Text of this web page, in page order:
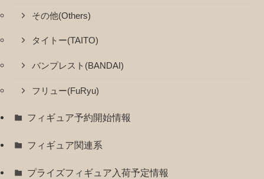
その他(Others)
タイトー(TAITO)
バンプレスト(BANDAI)
フリュー(FuRyu)
フィギュア予約開始情報
フィギュア関連系
プライズフィギュア入荷予定情報